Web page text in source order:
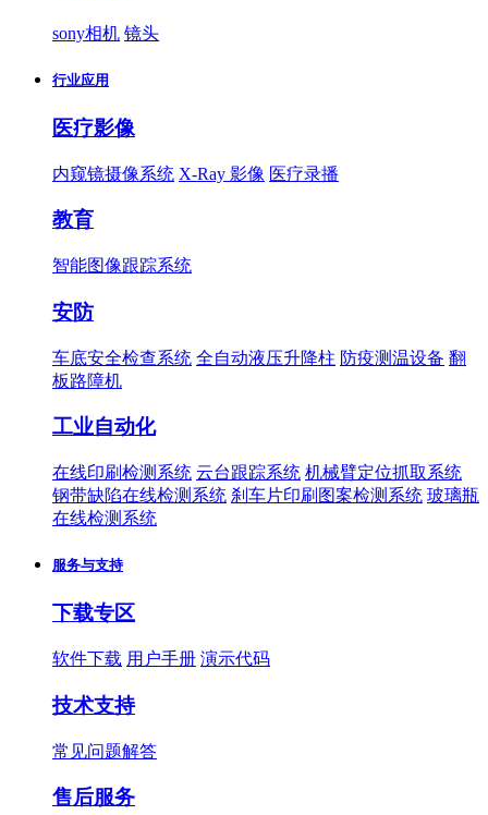
sony相机 镜头
行业应用
医疗影像
内窥镜摄像系统 X-Ray 影像 医疗录播
教育
智能图像跟踪系统
安防
车底安全检查系统 全自动液压升降柱 防疫测温设备 翻
板路障机
工业自动化
在线印刷检测系统 云台跟踪系统 机械臂定位抓取系统
钢带缺陷在线检测系统 刹车片印刷图案检测系统 玻璃瓶
在线检测系统
服务与支持
下载专区
软件下载 用户手册 演示代码
技术支持
常见问题解答
售后服务